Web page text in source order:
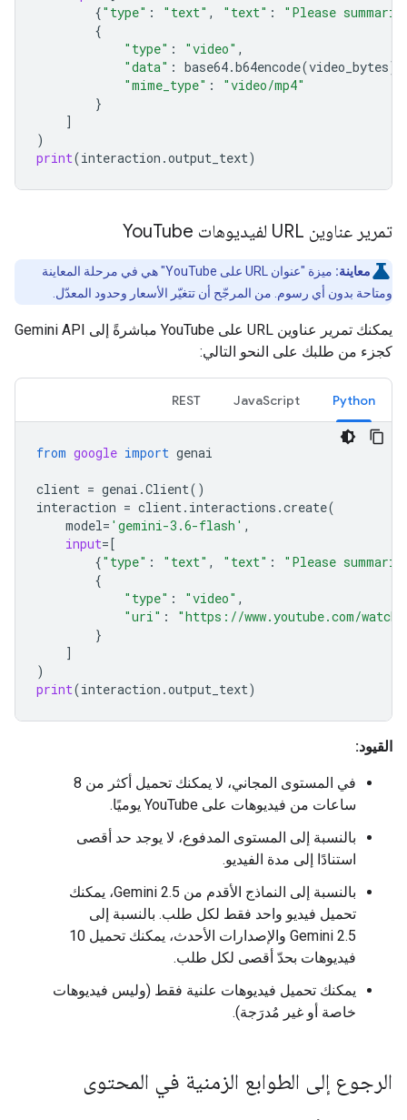
{"type" : "text" , "text" :
"Please
{
"type" : "video" ,
"data" : base64.b64encode(video_bytes)
"mime_type" :
"video/mp4"
}
]
)
print(interaction .output_text)
تمرير عناوين URL لفيديوهات You Tube
معاينة:
ميزة "عنوان URL على YouTube" هي في مرحلة المعاينة
ومتاحة بدون أي رسوم. من المرجّح أن تتغيّر الأسعار وحدود المعدّل.
يمكنك تمرير عناوين URL على YouTube مباشرةً إلى Gemini API
كجزء من طلبك على النحو التالي:
Python
JavaScript
REST
from google import genai
client = genai .Client()
interaction = client. interactions .create(
model= 'gemini-3.6-flash' ,
input=[
{"type" : "text" , "text" :
"Please
{
"type" : "video" ,
"uri" :
"https://www.youtube.com/
}
]
)
print(interaction .output_text)
القيود:
في المستوى المجاني، لا يمكنك تحميل أكثر من 8
ساعات من فيديوهات على YouTube يوميًا.
بالنسبة إلى المستوى المدفوع، لا يوجد حد أقصى
استنادًا إلى مدة الفيديو.
بالنسبة إلى النماذج الأقدم من Gemini 2.5، يمكنك
تحميل فيديو واحد فقط لكل طلب. بالنسبة إلى
Gemini 2.5 والإصدارات الأحدث، يمكنك تحميل 10
فيديوهات بحدّ أقصى لكل طلب.
يمكنك تحميل فيديوهات علنية فقط (وليس فيديوهات
خاصة أو غير مُدرَجة).
الرجوع إلى الطوابع الزمنية في المحتوى